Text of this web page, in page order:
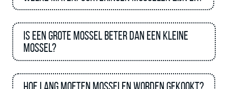
Is een grote mossel beter dan een kleine
mossel?